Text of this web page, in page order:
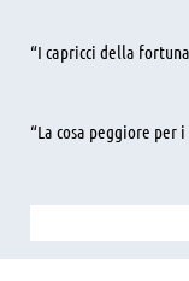
“I capricci della
“La cosa peggiore per